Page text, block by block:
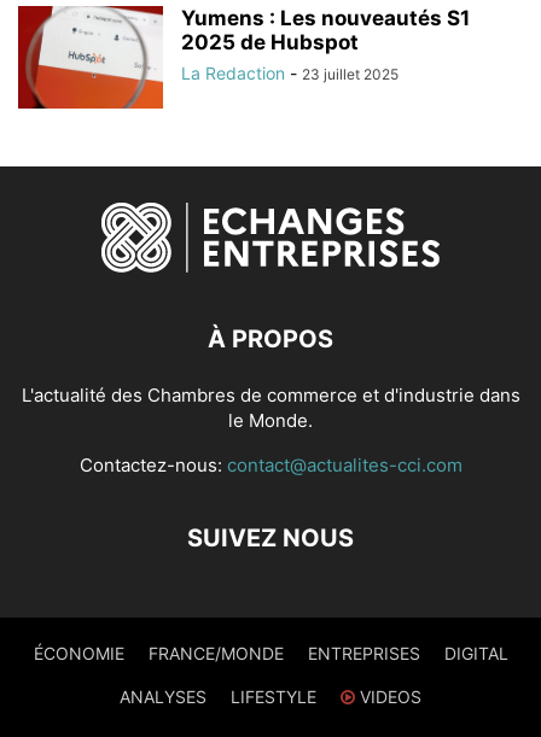
Yumens : Les nouveautés S1
2025 de Hubspot
La Redaction - 23 juillet 2025
À PROPOS
L'actualité des Chambres de commerce et d'industrie dans
le Monde.
Contactez-nous: contact@actualites-cci.com
SUIVEZ NOUS
ÉCONOMIE FRANCE/MONDE ENTREPRISES DIGITAL
ANALYSES LIFESTYLE VIDEOS